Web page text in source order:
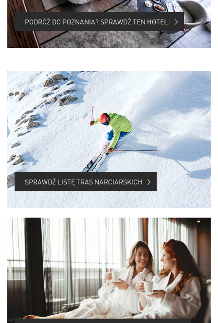
PODRÓŻ DO POZNANIA? SPRAWDŹ TEN HOTEL!
SPRAWDŹ LISTĘ TRAS NARCIARSKICH